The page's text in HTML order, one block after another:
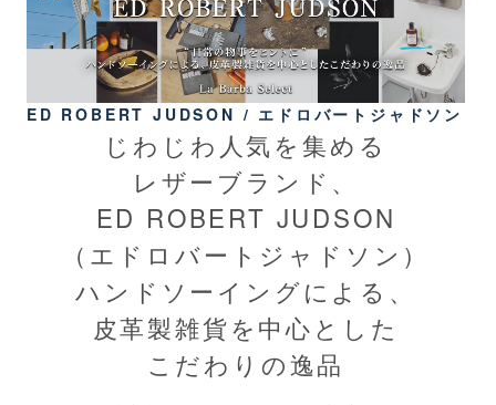
ED ROBERT JUDSON / エドロバートジャドソン
じわじわ人気を集める
レザーブランド、
ED ROBERT JUDSON
（エドロバートジャドソン）
ハンドソーイングによる、
皮革製雑貨を中心とした
こだわりの逸品